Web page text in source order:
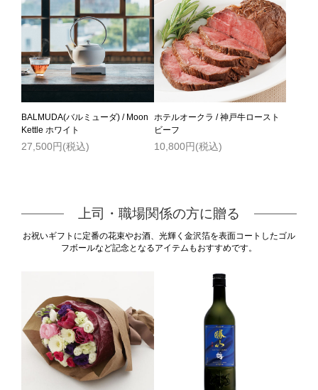
BALMUDA(バルミューダ) / Moon
Kettle ホワイト
27,500円(税込)
ホテルオークラ / 神戸牛ロースト
ビーフ
10,800円(税込)
上司・職場関係の方に贈る
お祝いギフトに定番の花束やお酒、光輝く金沢箔を表面コートしたゴル
フボールなど記念となるアイテムもおすすめです。